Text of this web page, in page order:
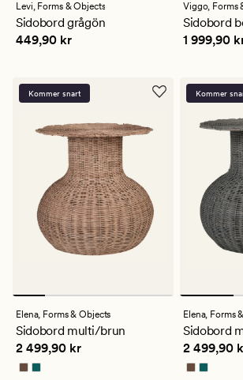
Levi, Forms & Objects
Sidobord grågön
Pris 449,90 kr
449,90 kr
Viggo, Forms
Sidobord
Pris 1
1 999,90
Kommer snart
Elena, Forms & Objects
Sidobord multi/brun
Pris 2 499,90 kr
2 499,90 kr
Kommer
Elena, Forms
Sidobord
Pris 2
2 499,90